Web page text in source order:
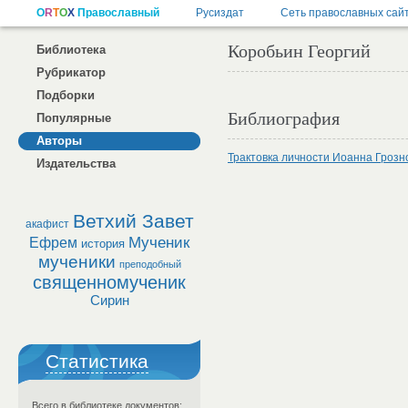
Библиотека
Рубрикатор
Подборки
Популярные
Авторы
Издательства
акафист Ветхий Завет
Ефрем история Мученик
мученики преподобный
священномученик
Сирин
Статистика
Всего в библиотеке документов:
Коробьин Георгий
Библиография
Трактовка личности Иоанна